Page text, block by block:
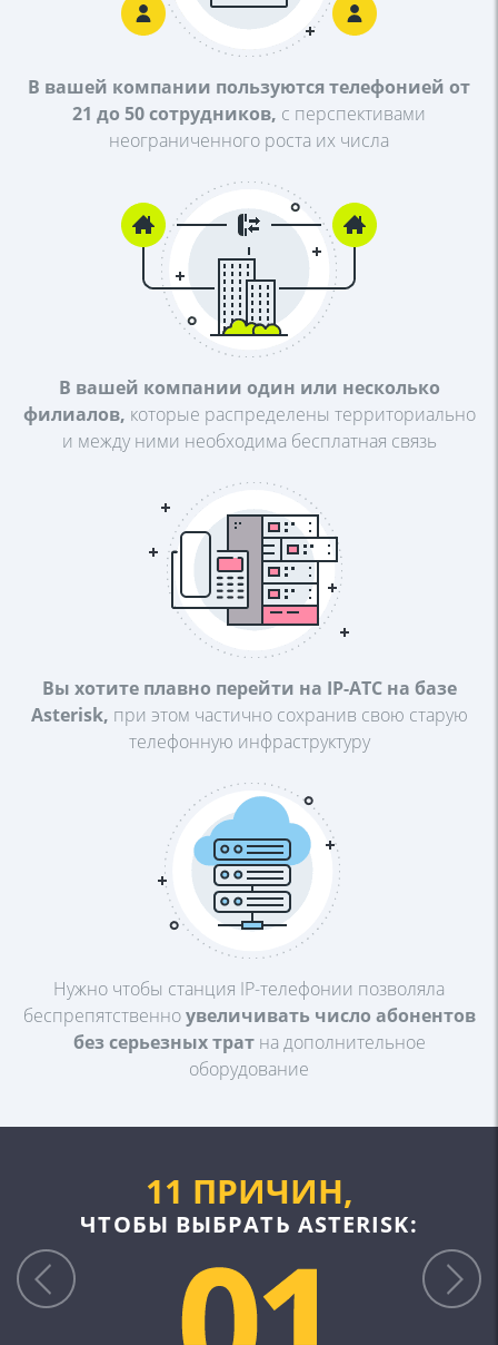
В вашей компании пользуютсятелефонией от
21 до 50сотрудников, с перспективами
неограниченного роста их числа
В вашей компании один или несколько
филиалов, которые распределены территориально
и между ними необходима бесплатная связь
Вы хотите плавно перейти на IP-АТС на базе
Asterisk, при этом частично сохранив свою старую
телефонную инфраструктуру
Нужно чтобы станция IP-телефонии позволяла
беспрепятственно увеличивать число абонентов
без серьезных тратна дополнительное
оборудование
11 ПРИЧИН,
ЧТОБЫ ВЫБРАТЬ ASTERISK: